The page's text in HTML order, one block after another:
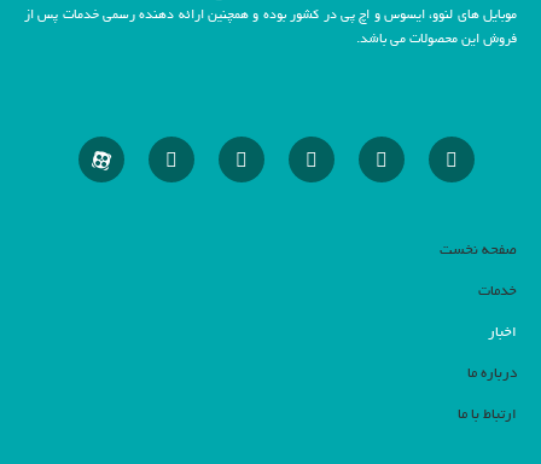
موبایل های لنوو، ایسوس و اچ پی در کشور بوده و همچنین ارائه دهنده رسمی خدمات پس از
فروش این محصولات می باشد.
صفحه نخست
خدمات
اخبار
درباره ما
ارتباط با ما